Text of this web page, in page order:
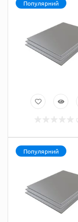
Популярний
Популярний